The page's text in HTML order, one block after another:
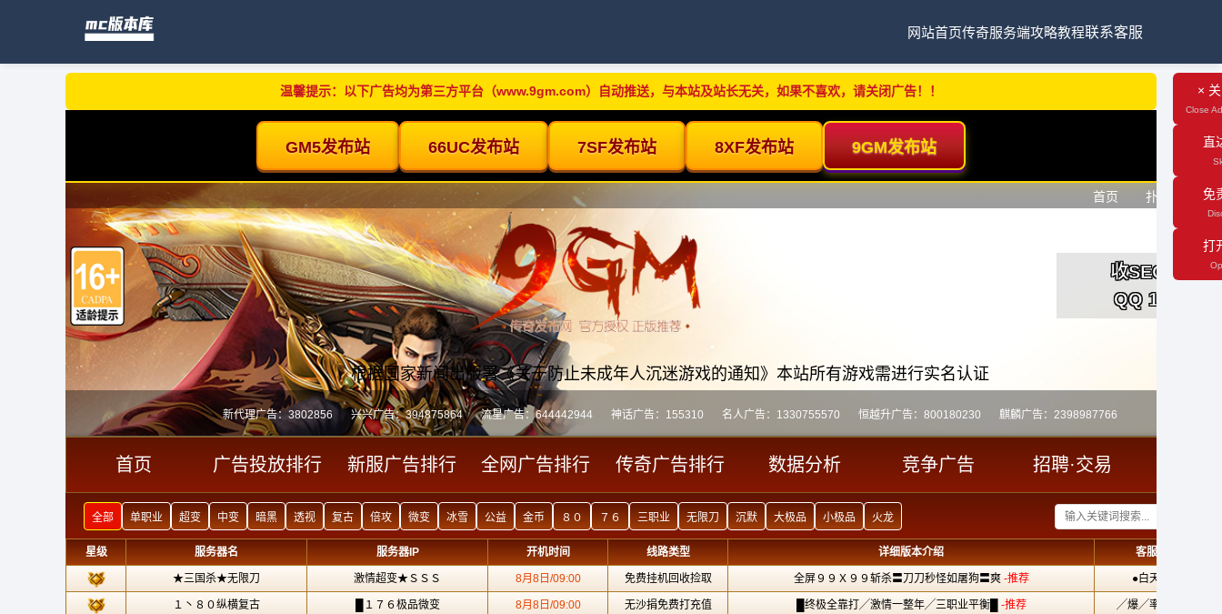
网站首页传奇服务端攻略教程联系客服
温馨提示：以下广告均为第三方平台（www.9gm.com）自动推送，与本站及站长无关，如果不喜欢，请关闭广告！！ ×
Close
直
免
打